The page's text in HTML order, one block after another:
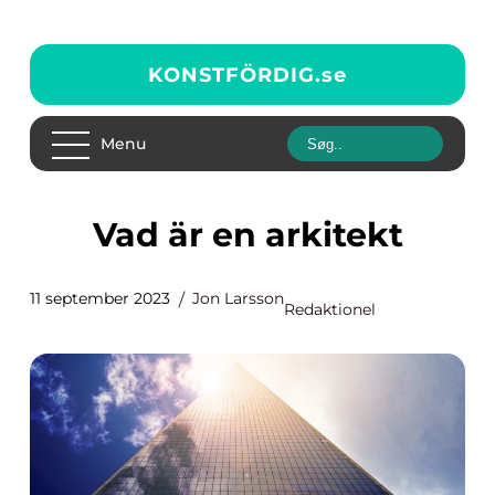
KONSTFÖRDIG.se
Menu
Vad är en arkitekt
11 september 2023 Jon Larsson
Redaktionel